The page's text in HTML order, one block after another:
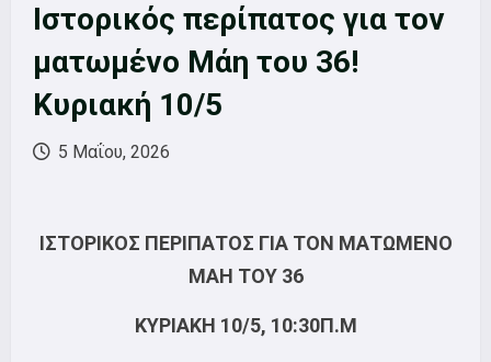
Ιστορικός περίπατος για τον
ματωμένο Μάη του 36!
Κυριακή 10/5
5 Μαΐου, 2026
ΙΣΤΟΡΙΚΟΣ ΠΕΡΙΠΑΤΟΣ ΓΙΑ ΤΟΝ ΜΑΤΩΜΕΝΟ
ΜΑΗ ΤΟΥ 36
ΚΥΡΙΑΚΗ 10/5, 10:30Π.Μ